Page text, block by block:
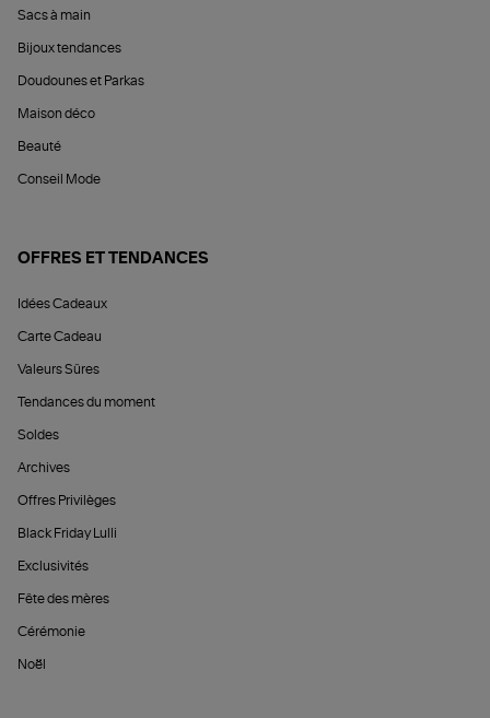
Sacs à main
Bijoux tendances
Doudounes et Parkas
Maison déco
Beauté
Conseil Mode
OFFRES ET TENDANCES
Idées Cadeaux
Carte Cadeau
Valeurs Sûres
Tendances du moment
Soldes
Archives
Offres Privilèges
Black Friday Lulli
Exclusivités
Fête des mères
Cérémonie
Noël